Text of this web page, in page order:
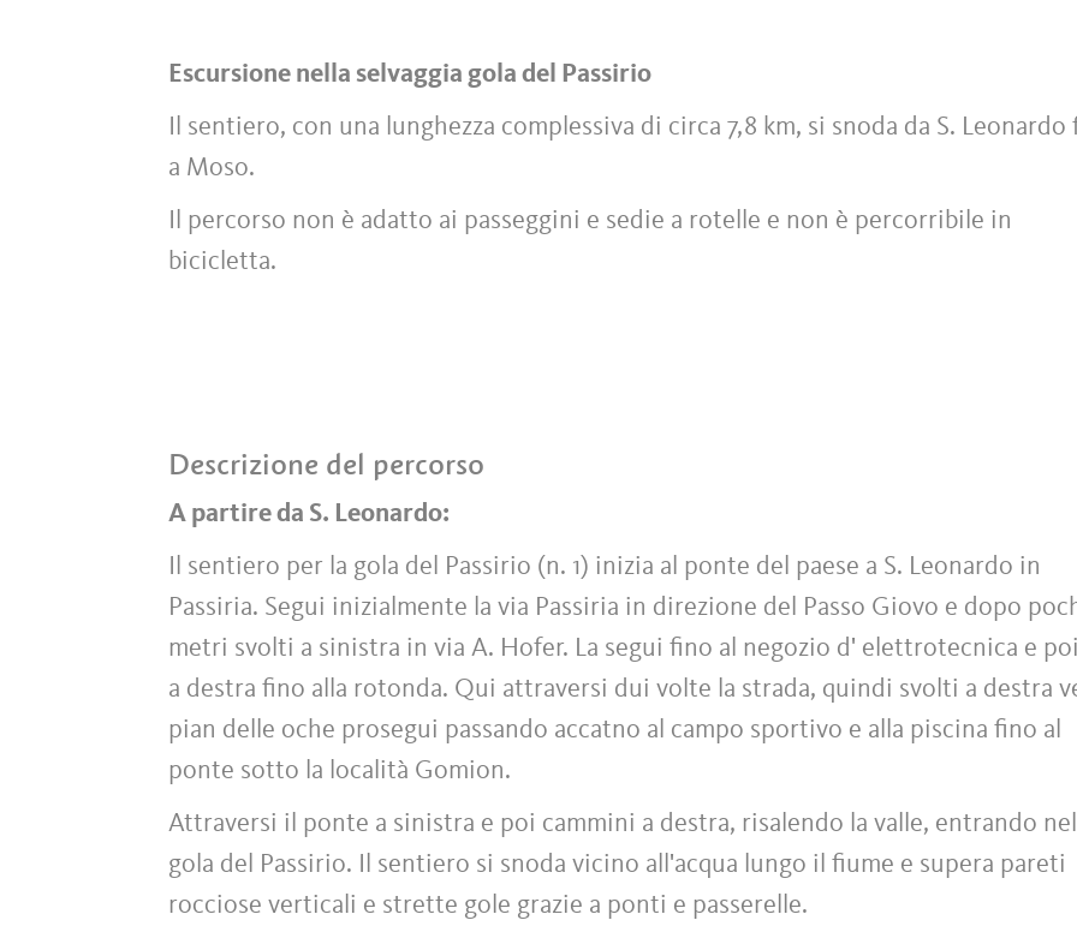
Escursione nella selvaggia gola del Passirio
Il sentiero, con una lunghezza complessiva di circa 7,8 km, si snoda da S. Leonardo
a Moso.
Il percorso non è adatto ai passeggini e sedie a rotelle e non è percorribile in
bicicletta.
Descrizione del percorso
A partire da S. Leonardo:
Il sentiero per la gola del Passirio (n. 1) inizia al ponte del paese a S. Leonardo in
Passiria. Segui inizialmente la via Passiria in direzione del Passo Giovo e dopo
metri svolti a sinistra in via A. Hofer. La segui fino al negozio d' elettrotecnica e
a destra fino alla rotonda. Qui attraversi dui volte la strada, quindi svolti a destra
pian delle oche prosegui passando accatno al campo sportivo e alla piscina fino al
ponte sotto la località Gomion.
Attraversi il ponte a sinistra e poi cammini a destra, risalendo la valle, entrando
gola del Passirio. Il sentiero si snoda vicino all'acqua lungo il fiume e supera pareti
rocciose verticali e strette gole grazie a ponti e passerelle.